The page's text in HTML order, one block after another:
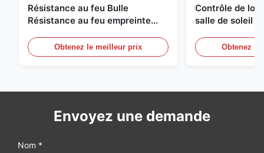
Résistance au feu Bulle
Résistance au feu empreinte
Obtenez le meilleur prix
Contrôle de
salle de soleil
Obtenez
Envoyez une demande
Nom *